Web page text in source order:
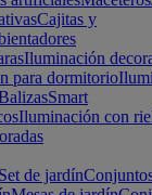
Cajitas y
Iluminación
para dormitorio
Smart
Iluminación con
Set de jardín